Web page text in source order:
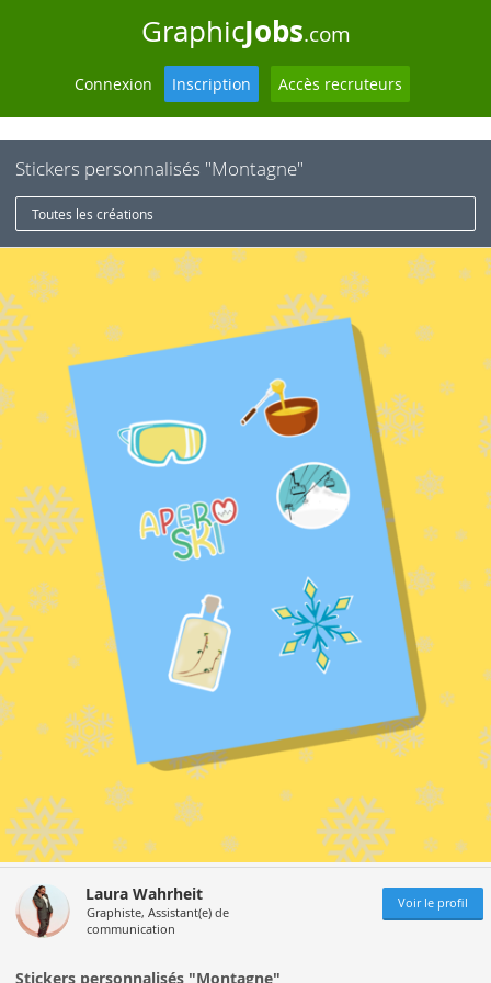
GraphicJobs.com
Connexion Inscription Accès recruteurs
Stickers personnalisés "Montagne"
Toutes les créations
Laura Wahrheit
Graphiste, Assistant(e) de
communication
Voir le profil
Stickers personnalisés "Montagne"